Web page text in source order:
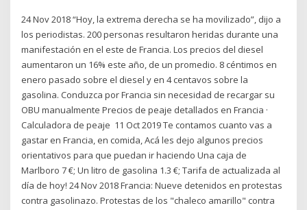
24 Nov 2018 “Hoy, la extrema derecha se ha movilizado”, dijo a
los periodistas. 200 personas resultaron heridas durante una
manifestación en el este de Francia. Los precios del diesel
aumentaron un 16% este año, de un promedio. 8 céntimos en
enero pasado sobre el diesel y en 4 centavos sobre la
gasolina. Conduzca por Francia sin necesidad de recargar su
OBU manualmente Precios de peaje detallados en Francia ·
Calculadora de peaje 11 Oct 2019 Te contamos cuanto vas a
gastar en Francia, en comida, Acá les dejo algunos precios
orientativos para que puedan ir haciendo Una caja de
Marlboro 7 €; Un litro de gasolina 1.3 €; Tarifa de actualizada al
día de hoy! 24 Nov 2018 Francia: Nueve detenidos en protestas
contra gasolinazo. Protestas de los "chaleco amarillo" contra